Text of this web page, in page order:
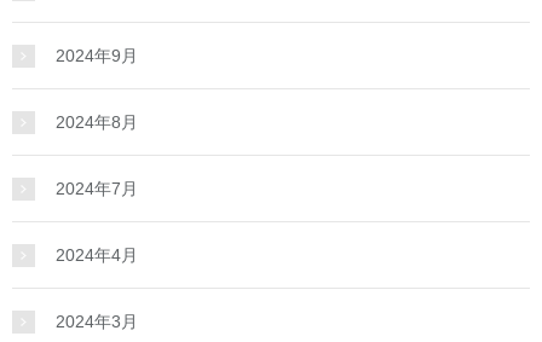
2024年9月
2024年8月
2024年7月
2024年4月
2024年3月